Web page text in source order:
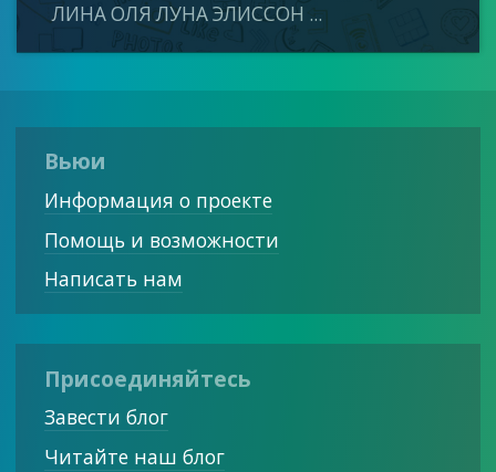
ЛИНА ОЛЯ ЛУНА ЭЛИССОН ...
Вьюи
Информация о проекте
Помощь и возможности
Написать нам
Присоединяйтесь
Завести блог
Читайте наш блог